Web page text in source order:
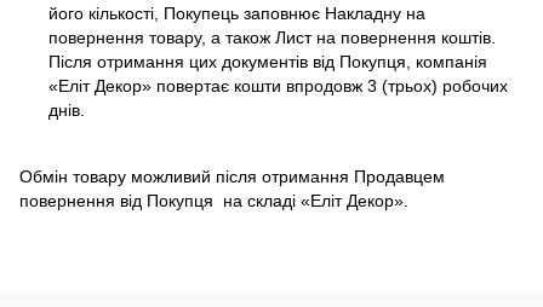
його кількості, Покупець заповнює Накладну на
повернення товару, а також Лист на повернення коштів.
Після отримання цих документів від Покупця, компанія
«Еліт Декор» повертає кошти впродовж 3 (трьох) робочих
днів.
Обмін товару можливий після отримання Продавцем
повернення від Покупця на складі «Еліт Декор».